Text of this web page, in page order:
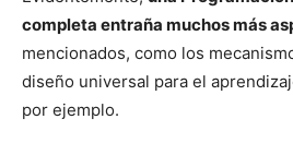
completa entraña muchos más
mencionados, como los
diseño universal para el
por ejemplo.